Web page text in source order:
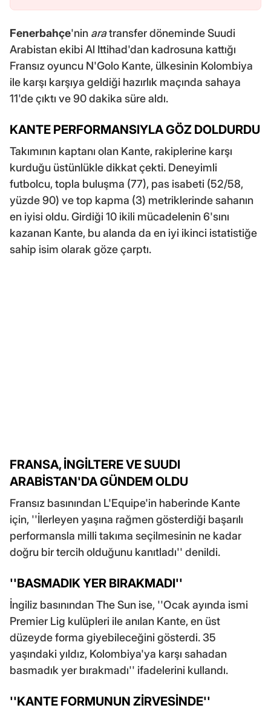
Fenerbahçe'nin aratransfer döneminde Suudi
Arabistan ekibi Al Ittihad'dan kadrosuna kattığı
Fransız oyuncu N'Golo Kante, ülkesinin Kolombiya
ile karşı karşıya geldiği hazırlık maçında sahaya
11'de çıktı ve 90 dakika süre aldı.
KANTE PERFORMANSIYLA GÖZ DOLDURDU
Takımının kaptanı olan Kante, rakiplerine karşı
kurduğu üstünlükle dikkat çekti. Deneyimli
futbolcu, topla buluşma (77), pas isabeti (52/58,
yüzde 90) ve top kapma (3) metriklerinde sahanın
en iyisi oldu. Girdiği 10 ikili mücadelenin 6'sını
kazanan Kante, bu alanda da en iyi ikinci istatistiğe
sahip isim olarak göze çarptı.
FRANSA, İNGİLTERE VE SUUDI
ARABİSTAN'DA GÜNDEM OLDU
Fransız basınından L'Equipe'in haberinde Kante
için, ''İlerleyen yaşına rağmen gösterdiği başarılı
performansla milli takıma seçilmesinin ne kadar
doğru bir tercih olduğunu kanıtladı'' denildi.
''BASMADIK YER BIRAKMADI''
İngiliz basınından The Sun ise, ''Ocak ayında ismi
Premier Lig kulüpleri ile anılan Kante, en üst
düzeyde forma giyebileceğini gösterdi. 35
yaşındaki yıldız, Kolombiya'ya karşı sahadan
basmadık yer bırakmadı'' ifadelerini kullandı.
''KANTE FORMUNUN ZİRVESİNDE''